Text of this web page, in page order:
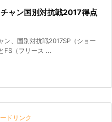
ャン国別対抗戦2017得点
ン、国別対抗戦2017SP（ショー
FS（フリース ...
ドリンク